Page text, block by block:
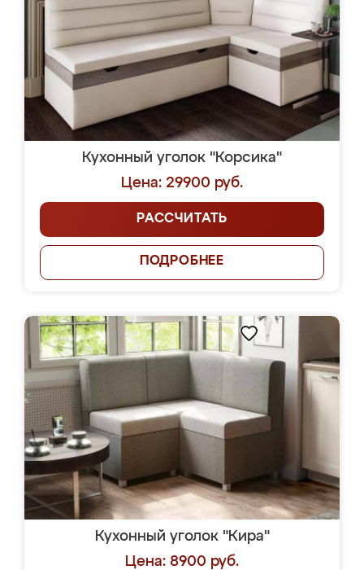
Кухонный уголок "Корсика"
Цена: 29900 руб.
РАССЧИТАТЬ
ПОДРОБНЕЕ
Кухонный уголок "Кира"
Цена: 8900 руб.